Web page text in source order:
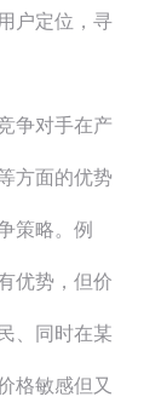
户定位，寻
争对手在产
方面的优势
策略。例
优势，但价
、同时在某
格敏感但又